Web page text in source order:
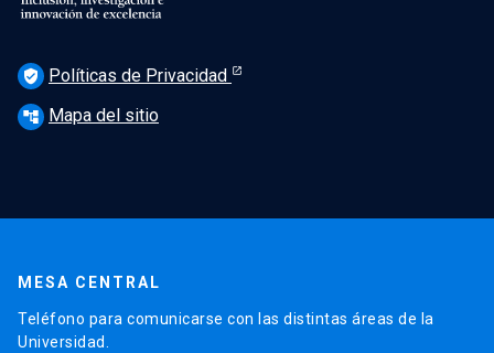
verified_user Políticas de Privacidad
account_tree Mapa del sitio
MESA CENTRAL
Teléfono para comunicarse con las distintas áreas de la
Universidad.